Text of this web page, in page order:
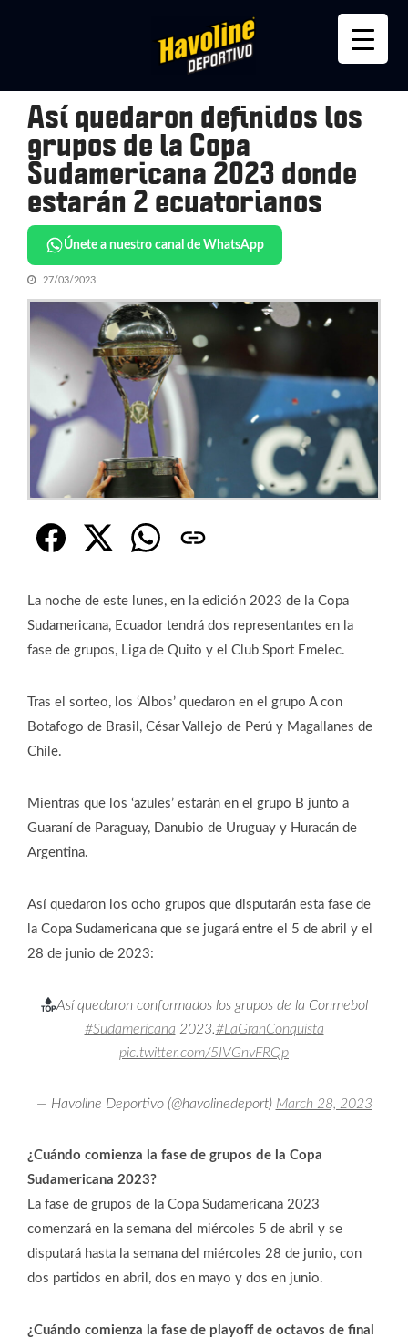
Así quedaron definidos los
grupos de la Copa
Sudamericana 2023 donde
estarán 2 ecuatorianos
Únete a nuestro canal de WhatsApp
27/03/2023
La noche de este lunes, en la edición 2023 de la Copa
Sudamericana, Ecuador tendrá dos representantes en la
fase de grupos, Liga de Quito y el Club Sport Emelec.
Tras el sorteo, los ‘Albos’ quedaron en el grupo A con
Botafogo de Brasil, César Vallejo de Perú y Magallanes de
Chile.
Mientras que los ‘azules’ estarán en el grupo B junto a
Guaraní de Paraguay, Danubio de Uruguay y Huracán de
Argentina.
Así quedaron los ocho grupos que disputarán esta fase de
la Copa Sudamericana que se jugará entre el 5 de abril y el
28 de junio de 2023:
Así quedaron conformados los grupos de la Conmebol
#Sudamericana 2023.#LaGranConquista
pic.twitter.com/5IVGnvFRQp
— Havoline Deportivo (@havolinedeport) March 28, 2023
¿Cuándo comienza la fase de grupos de la Copa
Sudamericana 2023?
La fase de grupos de la Copa Sudamericana 2023
comenzará en la semana del miércoles 5 de abril y se
disputará hasta la semana del miércoles 28 de junio, con
dos partidos en abril, dos en mayo y dos en junio.
¿Cuándo comienza la fase de playoff de octavos de final